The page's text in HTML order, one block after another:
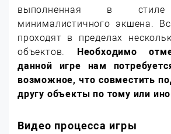
выполненная в стиле
минималистичного экшена.
проходят в пределах
объектов.
Необходимо
данной игре нам
возможное, что совместить
другу объекты по тому или
Видео процесса игры